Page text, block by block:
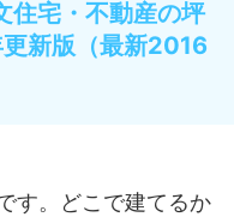
住宅・不動産の坪
新版（最新2016
す。どこで建てるか